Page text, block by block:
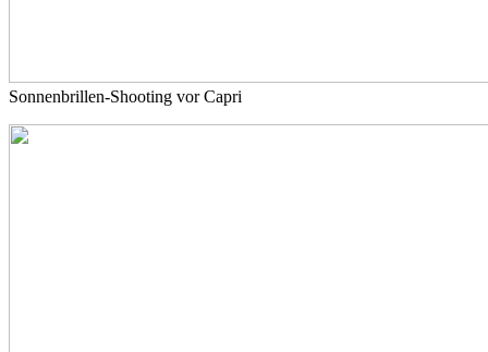
Sonnenbrillen-Shooting vor Capri